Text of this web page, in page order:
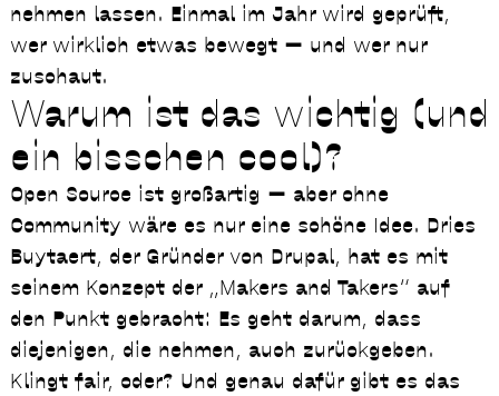
nehmen lassen. Einmal im Jahr wird geprüft,
wer wirklich etwas bewegt — und wer nur
zuschaut.
Warum ist das wichtig (und
ein bisschen cool)?
Open Source ist großartig — aber ohne
Community wäre es nur eine schöne Idee. Dries
Buytaert, der Gründer von Drupal, hat es mit
seinem Konzept der „Makers and Takers“ auf
den Punkt gebracht: Es geht darum, dass
diejenigen, die nehmen, auch zurückgeben.
Klingt fair, oder? Und genau dafür gibt es das